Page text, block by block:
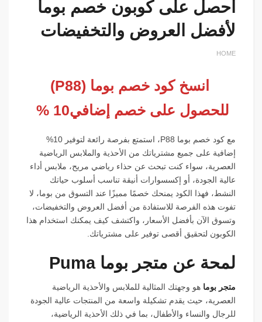
احصل على كوبون خصم بوما
لأفضل العروض والتخفيضات
HOME
انسخ كود خصمبوما
(P88)
للحصول على خصم إضافي10 %
مع كود خصم بوما P88، استمتع بفرصة رائعة لتوفير 10%
إضافية على جميع مشترياتك من الأحذية والملابس الرياضية
العصرية، سواء كنت تبحث عن حذاء رياضي مريح، ملابس أداء
عالية الجودة، أو إكسسوارات أنيقة تناسب أسلوب حياتك
النشط، فهذا الكود يمنحك خصمًا مميزًا عند التسوق من بوما، لا
تفوت هذه الفرصة للاستفادة من أفضل العروض والتخفيضات،
وتسوق الآن بأفضل الأسعار، واكتشف كيف يمكنك استخدام هذا
الكوبون لتحقيق أقصى توفير على مشترياتك.
لمحة عن متجر بوما Puma
متجر بوماهو وجهتك المثالية للملابس والأحذية الرياضية
العصرية، حيث يقدم تشكيلة واسعة من المنتجات عالية الجودة
للرجال والنساء والأطفال، بما في ذلك الأحذية الرياضية،